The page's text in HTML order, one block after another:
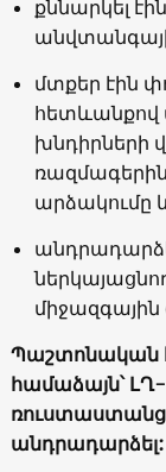
քննարկել
մտքեր էին
խնդիրների
արձակումը
Պաշտոնական
համաձայն՝
անդրադարձել: